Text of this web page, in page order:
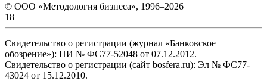
© ООО «Методология бизнеса», 1996–2026
18+
Свидетельство о регистрации (журнал «Банковское
обозрение»): ПИ № ФС77-52048 от 07.12.2012.
Свидетельство о регистрации (сайт bosfera.ru): Эл № ФС77-
43024 от 15.12.2010.